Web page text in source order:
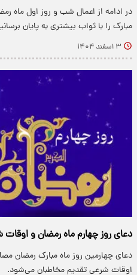
در ادامه از اعمال شب و روز اول ماه
مبارک را با ثواب بیشتری به پایان
۳ اسفند ۱۴۰۴
دعای روز چهارم ماه رمضان و
اوقات شرعی تقدیم مخاطبان می‌شود.